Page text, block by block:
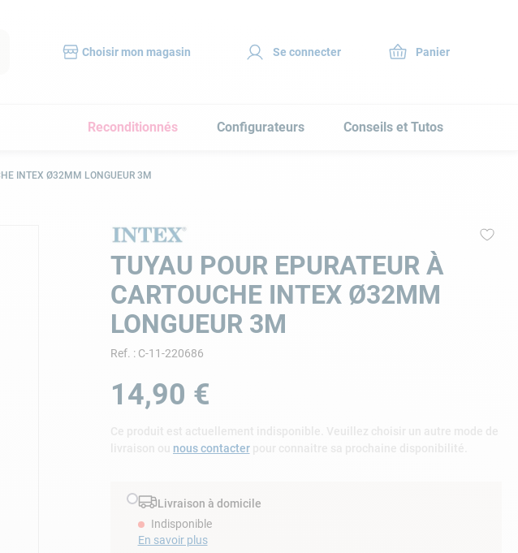
Choisir mon magasin Se connecter
Reconditionnés Configurateurs Conseils et Tutos
INTEX Ø32MM LONGUEUR 3M
TUYAU POUR EPURATEUR À
CARTOUCHE INTEX Ø32MM
LONGUEUR 3M
Ref. : C-11-220686
14,90 €
nous contacterpour connaitre sa prochaine disponibilité.
Livraison à domicile
Indisponible
En savoir plus